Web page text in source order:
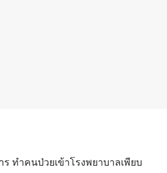
ทำคนป่วยเข้าโรงพยาบาลเพียบ